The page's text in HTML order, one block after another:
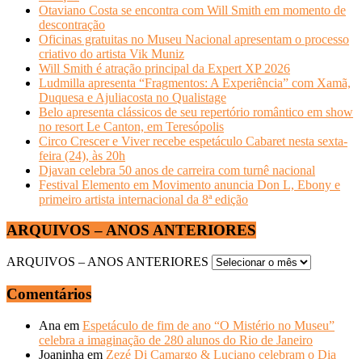
Otaviano Costa se encontra com Will Smith em momento de
descontração
Oficinas gratuitas no Museu Nacional apresentam o processo
criativo do artista Vik Muniz
Will Smith é atração principal da Expert XP 2026
Ludmilla apresenta “Fragmentos: A Experiência” com Xamã,
Duquesa e Ajuliacosta no Qualistage
Belo apresenta clássicos de seu repertório romântico em show
no resort Le Canton, em Teresópolis
Circo Crescer e Viver recebe espetáculo Cabaret nesta sexta-
feira (24), às 20h
Djavan celebra 50 anos de carreira com turnê nacional
Festival Elemento em Movimento anuncia Don L, Ebony e
primeiro artista internacional da 8ª edição
ARQUIVOS – ANOS ANTERIORES
ARQUIVOS – ANOS ANTERIORES
Comentários
Ana em Espetáculo de fim de ano “O Mistério no Museu”
celebra a imaginação de 280 alunos do Rio de Janeiro
Joaninha em Zezé Di Camargo & Luciano celebram o Dia